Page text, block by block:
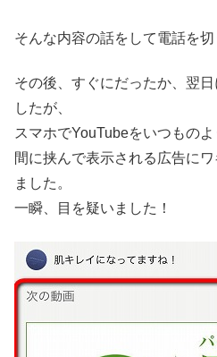
そんな内容の話をして電話を切
その後、すぐにだったか、翌
したが、
スマホでYouTubeをいつもの
間に挟んで表示される広告に
ました。
一瞬、目を疑いました！